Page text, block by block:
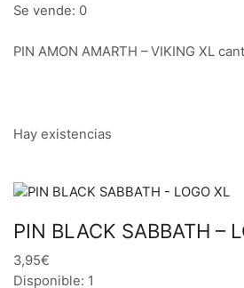
Se vende: 0
PIN AMON AMARTH – VIKING XL
Hay existencias
PIN BLACK SABBATH –
3,95€
Disponible: 1